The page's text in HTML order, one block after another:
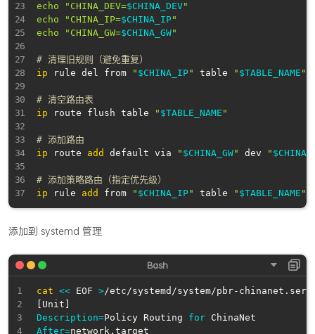
echo
"CHINA_DEV=$CHINA_DEV"
echo
"CHINA_IP=$CHINA_IP"
echo
"CHINA_GW=$CHINA_GW"
# 清理旧规则（避免重复）
ip rule del from " $CHINA_IP" table " $TABLE_NAME "
# 清空路由表
ip route flush table " $TABLE_NAME "
# 添加路由
ip route add default via " $CHINA_GW" dev "
# 添加策略路由（指定优先级）
ip rule add from " $CHINA_IP" table " $TABLE_NAME "
添加到 systemd 管理
cat << EOF >
Unit
Description=Policy Routing for
After=network.target